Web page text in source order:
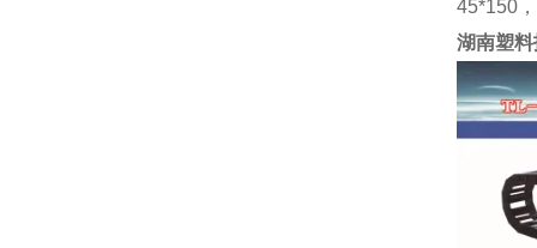
45*150
湖南塑